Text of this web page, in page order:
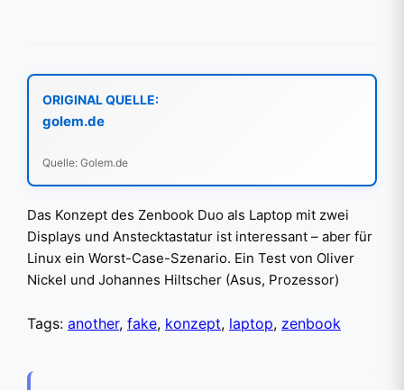
ORIGINAL QUELLE:
golem.de
Quelle: Golem.de
Das Konzept des Zenbook Duo als Laptop mit zwei
Displays und Anstecktastatur ist interessant – aber für
Linux ein Worst-Case-Szenario. Ein Test von Oliver
Nickel und Johannes Hiltscher (Asus, Prozessor)
Tags: another, fake, konzept, laptop, zenbook